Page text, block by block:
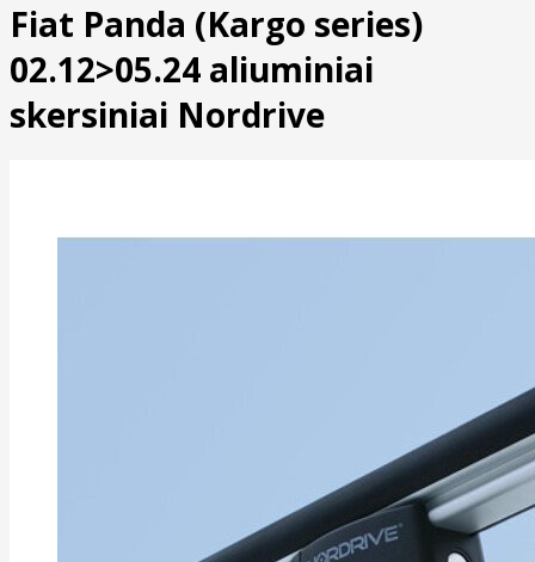
Fiat Panda (Kargo series)
02.12>05.24 aliuminiai
skersiniai Nordrive